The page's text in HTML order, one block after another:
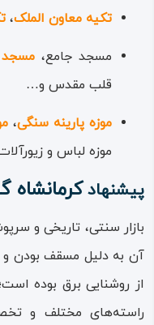
مرسوم آن دوران بود لقب
شاهزاده در شهر کرمانشاه
زیادی بوده که
برجسته‌ترین نمونه‌های
آن‌ها، یکیمسجد
همین تاریکه‌ بازار است.
بازارهای موجود در تاریکه‌
بازار، از چهارسوق‌ها،
تکیه معاون الملک،
مسجد جامع،
قلب مقدس و…
موزه پارینه سنگی،
موزه لباس و
پیشنهاد
بازار سنتی، تاریخی و
آن به دلیل مسقف بودن
از روشنایی برق بوده
راسته‌های مختلف و